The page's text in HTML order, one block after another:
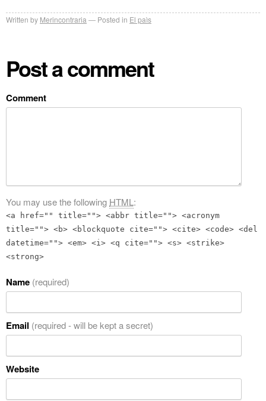
Written by Merincontraria Posted in El paìs
Post a comment
Comment
You may use the following HTML:
<a href="" title=""> <abbr title=""> <acronym
title=""> <b> <blockquote cite=""> <cite> <code> <del
datetime=""> <em> <i> <q cite=""> <s> <strike>
<strong>
Name (required)
Email (required - will be kept a secret)
Website